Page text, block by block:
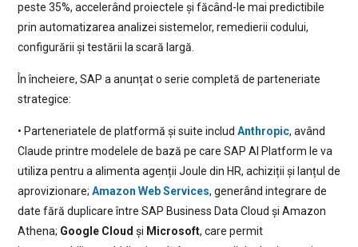
peste 35%, accelerând proiectele și făcând-le mai predictibile
prin automatizarea analizei sistemelor, remedierii codului,
configurării și testării la scară largă.
În încheiere, SAP a anunțat o serie completă de parteneriate
strategice:
• Parteneriatele de platformă și suite includ Anthropic, având
Claude printre modelele de bază pe care SAP AI Platform le va
utiliza pentru a alimenta agenții Joule din HR, achiziții și lanțul de
aprovizionare; Amazon Web Services, generând integrare de
date fără duplicare între SAP Business Data Cloud și Amazon
Athena; Google Cloud și Microsoft, care permit